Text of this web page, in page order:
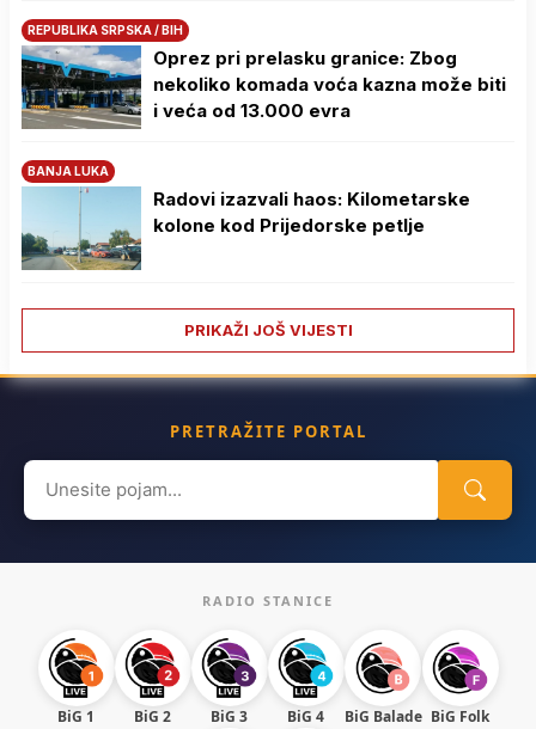
REPUBLIKA SRPSKA / BIH
Oprez pri prelasku granice: Zbog
nekoliko komada voća kazna može biti
i veća od 13.000 evra
BANJA LUKA
Radovi izazvali haos: Kilometarske
kolone kod Prijedorske petlje
PRIKAŽI JOŠ VIJESTI
PRETRAŽITE PORTAL
Search
for:
RADIO STANICE
BiG 1 BiG 2 BiG 3 BiG 4 BiG Balade BiG Folk